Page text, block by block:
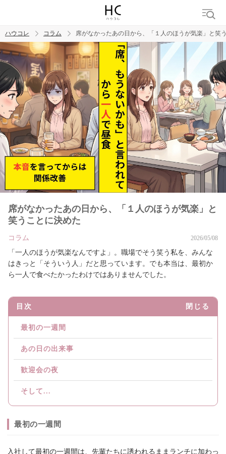
トレンド ワード
男の本音 男ウケ NG行動 彼女 イイ女 婚活
ハウコレ コラム 席がなかったあの日から、「１人のほうが気楽」と笑
席がなかったあの日から、「１人のほうが気楽」と
笑うことに決めた
コラム 2026/05/08
「一人のほうが気楽なんですよ」。職場でそう笑う私を、みんな
はきっと「そういう人」だと思っています。でも本当は、最初か
ら一人で食べたかったわけではありませんでした。
目次 閉じる
最初の一週間
あの日の出来事
歓迎会の夜
そして...
最初の一週間
入社して最初の一週間は、先輩たちに誘われるままランチに加わっ